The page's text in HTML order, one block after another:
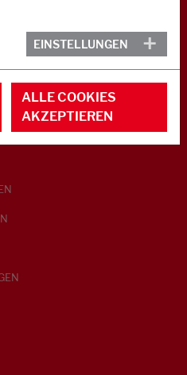
EINSTELLUNGEN
ALLE COOKIES
AKZEPTIEREN